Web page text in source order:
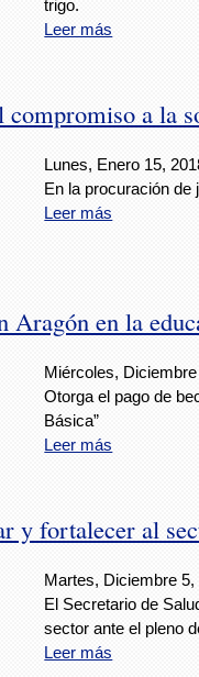
trigo.
Leer más
a la
Lunes, Enero 15,
En la procuración de
Leer más
en la
Miércoles,
Otorga el pago de
Básica”
Leer más
y fortalecer al
Martes, Diciembre 5,
El Secretario de
sector ante el pleno
Leer más